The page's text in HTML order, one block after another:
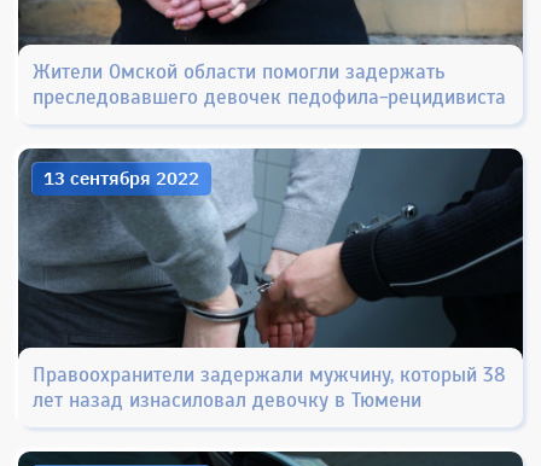
Жители Омской области помогли задержать
преследовавшего девочек педофила-рецидивиста
Правоохранители задержали мужчину, который 38
лет назад изнасиловал девочку в Тюмени
13 сентября 2022